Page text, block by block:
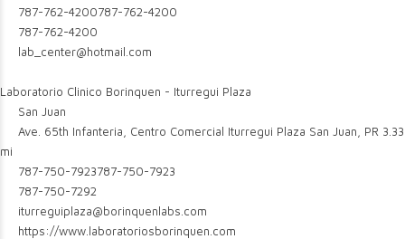
787-762-4200787-762-4200
787-762-4200
lab_center@hotmail.com
Laboratorio Clinico Borinquen - Iturregui Plaza
San Juan
Ave. 65th Infanteria, Centro Comercial Iturregui Plaza San Juan, PR 3.33
mi
787-750-7923787-750-7923
787-750-7292
iturreguiplaza@borinquenlabs.com
https://www.laboratoriosborinquen.com